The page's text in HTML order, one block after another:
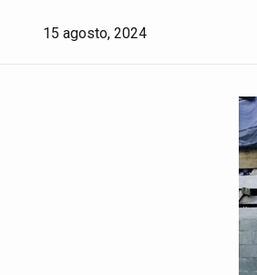
15 agosto, 2024